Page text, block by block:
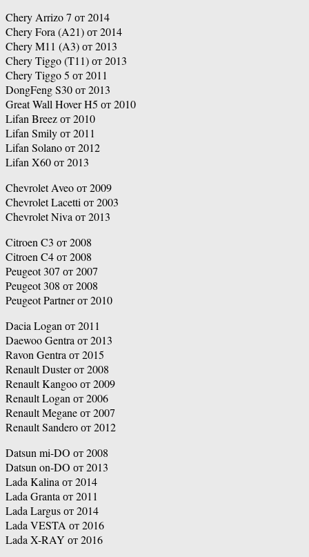
Chery Arrizo 7 от 2014
Chery Fora (A21) от 2014
Chery M11 (A3) от 2013
Chery Tiggo (T11) от 2013
Chery Tiggo 5 от 2011
DongFeng S30 от 2013
Great Wall Hover H5 от 2010
Lifan Breez от 2010
Lifan Smily от 2011
Lifan Solano от 2012
Lifan X60 от 2013
Chevrolet Aveo от 2009
Chevrolet Lacetti от 2003
Chevrolet Niva от 2013
Citroen C3 от 2008
Citroen C4 от 2008
Peugeot 307 от 2007
Peugeot 308 от 2008
Peugeot Partner от 2010
Dacia Logan от 2011
Daewoo Gentra от 2013
Ravon Gentra от 2015
Renault Duster от 2008
Renault Kangoo от 2009
Renault Logan от 2006
Renault Megane от 2007
Renault Sandero от 2012
Datsun mi-DO от 2008
Datsun on-DO от 2013
Lada Kalina от 2014
Lada Granta от 2011
Lada Largus от 2014
Lada VESTA от 2016
Lada X-RAY от 2016